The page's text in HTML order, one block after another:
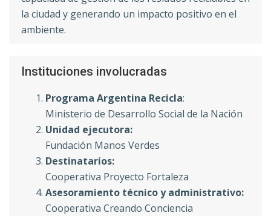
la ciudad y generando un impacto positivo en el
ambiente.
Instituciones involucradas
Programa Argentina Recicla:
Ministerio de Desarrollo Social de la Nación
Unidad ejecutora:
Fundación Manos Verdes
Destinatarios:
Cooperativa Proyecto Fortaleza
Asesoramiento técnico y administrativo:
Cooperativa Creando Conciencia